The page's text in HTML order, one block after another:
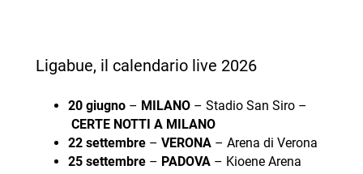
Ligabue, il calendario live 2026
20 giugno– MILANO– Stadio San Siro –
CERTE NOTTI A MILANO
22 settembre– VERONA– Arena di Verona
25 settembre– PADOVA– Kioene Arena